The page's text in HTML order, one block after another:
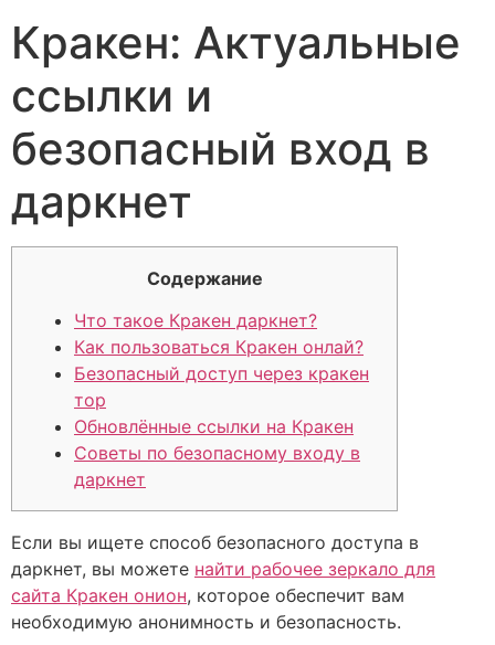
Кракен: Актуальные
ссылки и
безопасный вход в
даркнет
Содержание
Что такое Кракен даркнет?
Как пользоваться Кракен онлай?
Безопасный доступ через кракен
тор
Обновлённые ссылки на Кракен
Советы по безопасному входу в
даркнет
Если вы ищете способ безопасного доступа в
даркнет, вы можете найти рабочее зеркало для
сайта Кракен онион, которое обеспечит вам
необходимую анонимность и безопасность.